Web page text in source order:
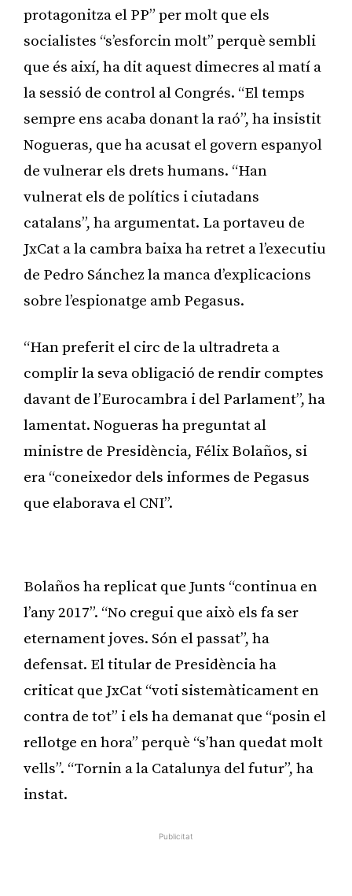
protagonitza el PP” per molt que els
socialistes “s’esforcin molt” perquè sembli
que és així, ha dit aquest dimecres al matí a
la sessió de control al Congrés. “El temps
sempre ens acaba donant la raó”, ha insistit
Nogueras, que ha acusat el govern espanyol
de vulnerar els drets humans. “Han
vulnerat els de polítics i ciutadans
catalans”, ha argumentat. La portaveu de
JxCat a la cambra baixa ha retret a l’executiu
de Pedro Sánchez la manca d’explicacions
sobre l’espionatge amb Pegasus.
“Han preferit el circ de la ultradreta a
complir la seva obligació de rendir comptes
davant de l’Eurocambra i del Parlament”, ha
lamentat. Nogueras ha preguntat al
ministre de Presidència, Félix Bolaños, si
era “coneixedor dels informes de Pegasus
que elaborava el CNI”.
Bolaños ha replicat que Junts “continua en
l’any 2017”. “No cregui que això els fa ser
eternament joves. Són el passat”, ha
defensat. El titular de Presidència ha
criticat que JxCat “voti sistemàticament en
contra de tot” i els ha demanat que “posin el
rellotge en hora” perquè “s’han quedat molt
vells”. “Tornin a la Catalunya del futur”, ha
instat.
Publicitat